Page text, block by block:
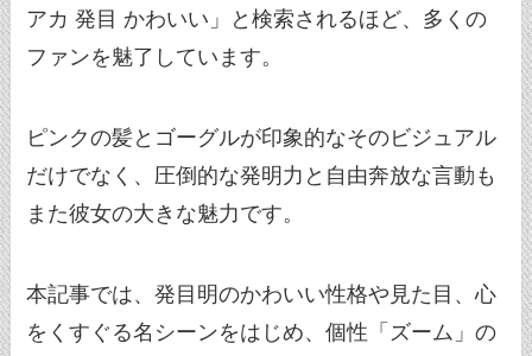
アカ 発目 かわいい」と検索されるほど、多くの
ファンを魅了しています。
ピンクの髪とゴーグルが印象的なそのビジュアル
だけでなく、圧倒的な発明力と自由奔放な言動も
また彼女の大きな魅力です。
本記事では、発目明のかわいい性格や見た目、心
をくすぐる名シーンをはじめ、個性「ズーム」の